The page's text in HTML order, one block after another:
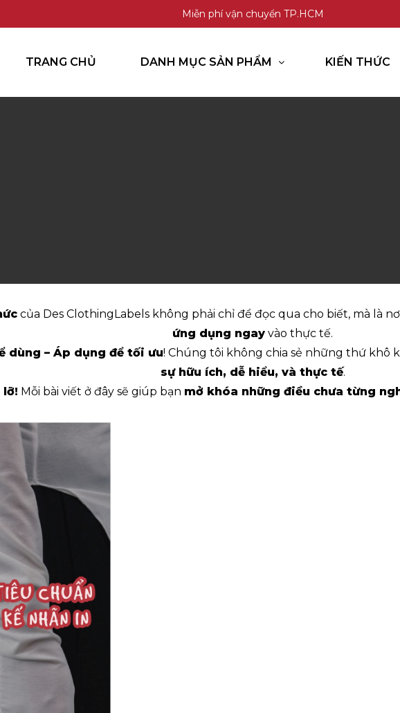
Miễn phí vận chuyển TP.HCM
TRANG CHỦ DANH MỤC SẢN PHẨM KIẾN THỨC
của Des ClothingLabels không phải chỉ để đọc qua cho biết, mà là
ứng dụng ngay vào thực tế.
dùng – Áp dụng để tối ưu! Chúng tôi không chia sẻ những thứ khô
sự hữu ích, dễ hiểu, và thực tế.
lỡ! Mỗi bài viết ở đây sẽ giúp bạn mở khóa những điều chưa từng